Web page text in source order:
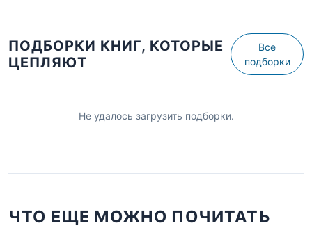
ПОДБОРКИ КНИГ, КОТОРЫЕ
ЦЕПЛЯЮТ
Все
подборки
Не удалось загрузить подборки.
ЧТО ЕЩЕ МОЖНО ПОЧИТАТЬ